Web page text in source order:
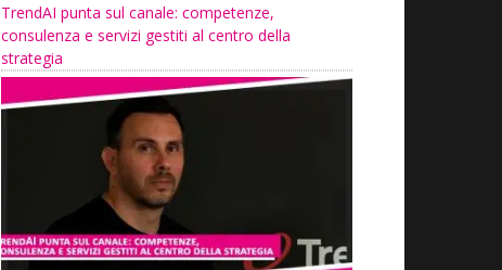
TrendAI punta sul canale: competenze,
consulenza e servizi gestiti al centro della
strategia